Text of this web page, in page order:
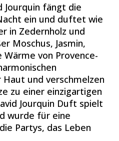
Jourquin fängt die
ein und duftet wie
in Zedernholz und
Moschus, Jasmin,
von Provence-
und verschmelzen
zu einer einzigartigen
Jourquin Duft spielt
wurde für eine
Partys, das Leben